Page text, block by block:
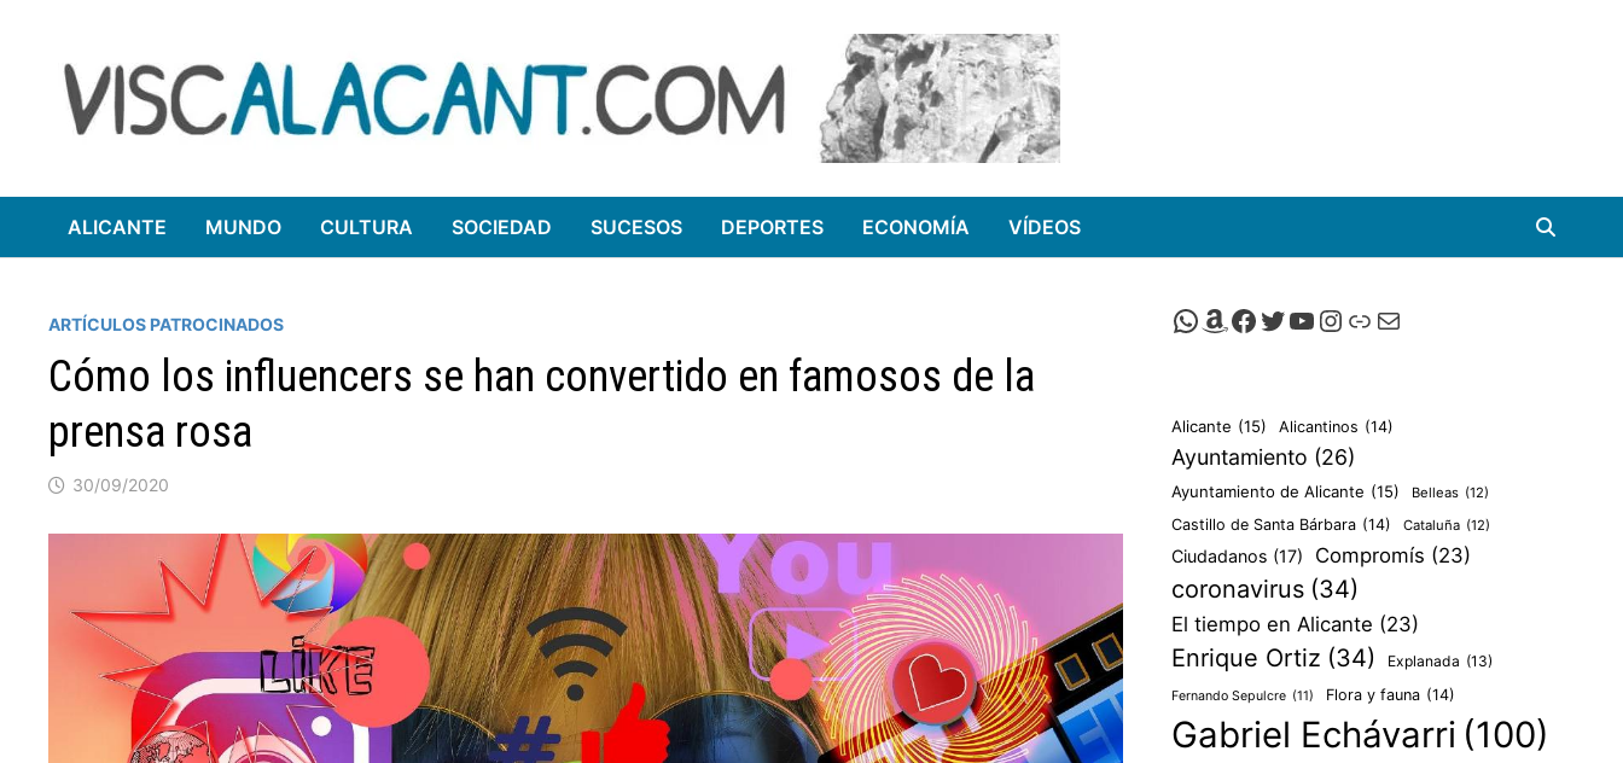
contenido
ALICANTE MUNDO CULTURA SOCIEDAD SUCESOS DEPORTES ECONOMÍA VÍDEOS
ARTÍCULOS PATROCINADOS
Cómo los influencers se han convertido en famosos de la
prensa rosa
30/09/2020
Canal de Whatsapp de Viscalacant
Comprar en Amazon
Facebook de Viscalacant
Twitter de Viscalacant
Canal de Youtube de Viscalacant
Instagram de Viscalacant
Viscalacant en Polkaverse
Correo electrónico
Alicante (15) Alicantinos (14)
Ayuntamiento (26)
Ayuntamiento de Alicante (15) Belleas (12)
Castillo de Santa Bárbara (14) Cataluña (12)
Ciudadanos (17) Compromís (23)
coronavirus (34)
El tiempo en Alicante (23)
Enrique Ortiz (34) Explanada (13)
Fernando Sepulcre (11) Flora y fauna (14)
Gabriel Echávarri (100)